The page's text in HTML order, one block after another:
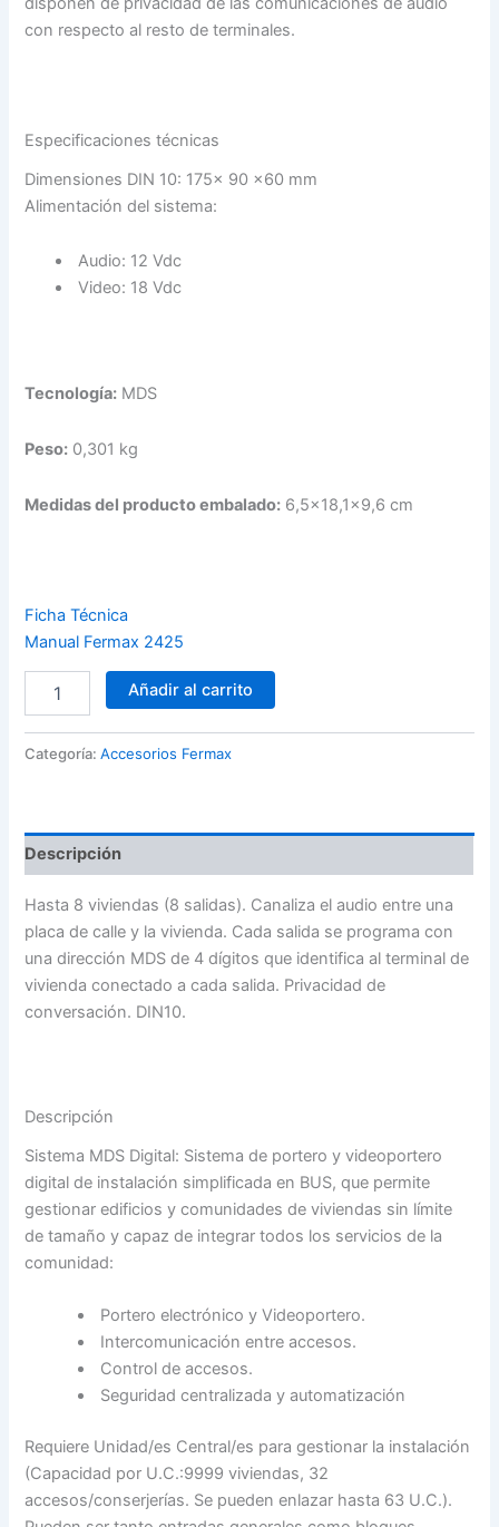
con respecto al resto de terminales.
Especificaciones técnicas
Dimensiones DIN 10: 175x 90 x60 mm
Alimentación del sistema:
Audio: 12 Vdc
Video: 18 Vdc
Tecnología: MDS
Peso: 0,301 kg
Medidas del producto embalado: 6,5×18,1×9,6 cm
Ficha Técnica
Manual Fermax 2425
AUDIO
8
cantidad
Añadir al carrito
Categoría:Accesorios Fermax
Descripción
Hasta 8 viviendas (8 salidas). Canaliza el audio entre una
placa de calle y la vivienda. Cada salida se programa con
una dirección MDS de 4 dígitos que identifica al terminal de
vivienda conectado a cada salida. Privacidad de
conversación. DIN10.
Descripción
Sistema MDS Digital: Sistema de portero y videoportero
digital de instalación simplificada en BUS, que permite
gestionar edificios y comunidades de viviendas sin límite
de tamaño y capaz de integrar todos los servicios de la
comunidad:
Portero electrónico y Videoportero.
Intercomunicación entre accesos.
Control de accesos.
Seguridad centralizada y automatización
Requiere Unidad/es Central/es para gestionar la instalación
(Capacidad por U.C.:9999 viviendas, 32
accesos/conserjerías. Se pueden enlazar hasta 63 U.C.).